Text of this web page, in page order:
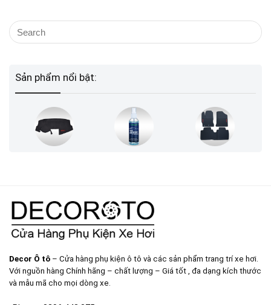
Sản phẩm nổi bật:
Decor Ô tô – Cửa hàng phụ kiện ô tô và các sản phẩm trang trí xe hơi.
Với nguồn hàng Chính hãng – chất lượng – Giá tốt , đa dạng kích thước
và mẫu mã cho mọi dòng xe.